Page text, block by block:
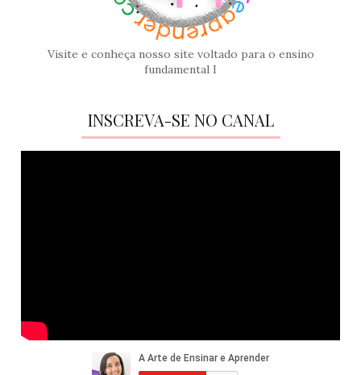
Visite e conheça nosso site voltado para o ensino
fundamental I
INSCREVA-SE NO CANAL